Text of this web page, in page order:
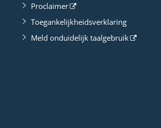
Proclaimer
Toegankelijkheidsverklaring
Meld onduidelijk taalgebruik